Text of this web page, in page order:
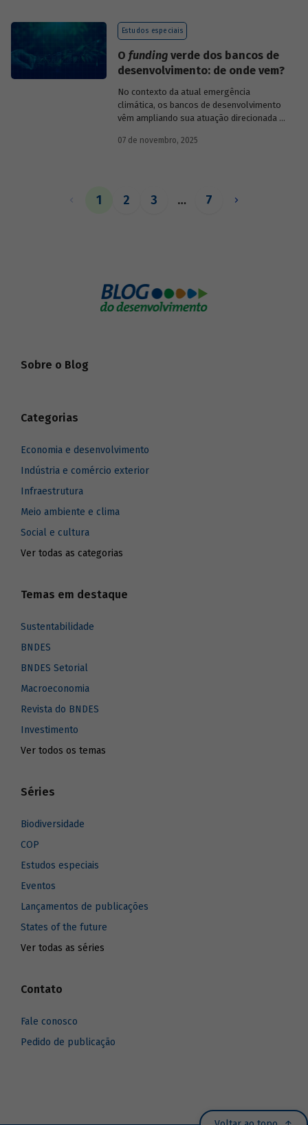
momentos de crise, como as de 2008 e
da Covid-19, e no combate à emergência
entanto, são necessárias sólidas fontes
de recursos.
Estudos especiais
O fundingverde dos bancos de
desenvolvimento: de onde vem?
No contexto da atual emergência
climática, os bancos de desenvolvimento
vêm ampliando sua atuação direcionada à
e, consequentemente, buscado novas
bancos de desenvolvimento, comparando
07 de novembro, 2025
1 2 3 … 7
Sobre o Blog
Categorias
Economia e desenvolvimento
Indústria e comércio exterior
Infraestrutura
Meio ambiente e clima
Social e cultura
Ver todas as categorias
Temas em destaque
Sustentabilidade
BNDES
BNDES Setorial
Macroeconomia
Revista do BNDES
Investimento
Ver todos os temas
Séries
Biodiversidade
COP
Estudos especiais
Eventos
Lançamentos de publicações
States of the future
Ver todas as séries
Contato
Fale conosco
Pedido de publicação